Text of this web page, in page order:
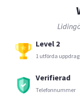
Level 2
1 utförda uppdrag
Verifierad
Telefonnummer